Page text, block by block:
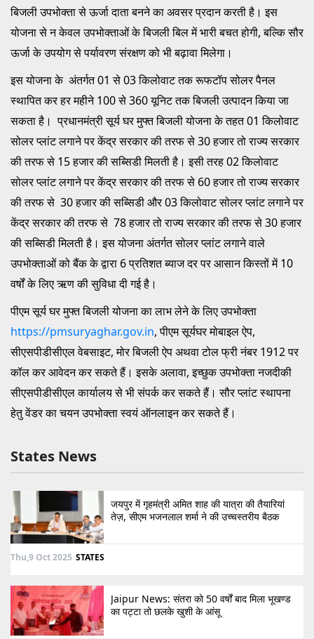
बिजली उपभोक्ता से ऊर्जा दाता बनने का अवसर प्रदान करती है। इस
योजना से न केवल उपभोक्ताओं के बिजली बिल में भारी बचत होगी, बल्कि सौर
ऊर्जा के उपयोग से पर्यावरण संरक्षण को भी बढ़ावा मिलेगा।
इस योजना के अंतर्गत 01 से 03 किलोवाट तक रूफटॉप सोलर पैनल
स्थापित कर हर महीने 100 से 360 यूनिट तक बिजली उत्पादन किया जा
सकता है। प्रधानमंत्री सूर्य घर मुफ्त बिजली योजना के तहत 01 किलोवाट
सोलर प्लांट लगाने पर केंद्र सरकार की तरफ से 30 हजार तो राज्य सरकार
की तरफ से 15 हजार की सब्सिडी मिलती है। इसी तरह 02 किलोवाट
सोलर प्लांट लगाने पर केंद्र सरकार की तरफ से 60 हजार तो राज्य सरकार
की तरफ से 30 हजार की सब्सिडी और 03 किलोवाट सोलर प्लांट लगाने पर
केंद्र सरकार की तरफ से 78 हजार तो राज्य सरकार की तरफ से 30 हजार
की सब्सिडी मिलती है। इस योजना अंतर्गत सोलर प्लांट लगाने वाले
उपभोक्ताओं को बैंक के द्वारा 6 प्रतिशत ब्याज दर पर आसान किस्तों में 10
वर्षों के लिए ऋण की सुविधा दी गई है।
पीएम सूर्य घर मुफ्त बिजली योजना का लाभ लेने के लिए उपभोक्ता
https://pmsuryaghar.gov.in, पीएम सूर्यघर मोबाइल ऐप,
सीएसपीडीसीएल वेबसाइट, मोर बिजली ऐप अथवा टोल फ्री नंबर 1912 पर
कॉल कर आवेदन कर सकते हैं। इसके अलावा, इच्छुक उपभोक्ता नजदीकी
सीएसपीडीसीएल कार्यालय से भी संपर्क कर सकते हैं। सौर प्लांट स्थापना
हेतु वेंडर का चयन उपभोक्ता स्वयं ऑनलाइन कर सकते हैं।
States News
जयपुर में गृहमंत्री अमित शाह की यात्रा की तैयारियां
तेज़, सीएम भजनलाल शर्मा ने की उच्चस्तरीय बैठक
Thu,9 Oct 2025 STATES
Jaipur News: संतरा को 50 वर्षों बाद मिला भूखण्ड
का पट्टा तो छलके खुशी के आंसू